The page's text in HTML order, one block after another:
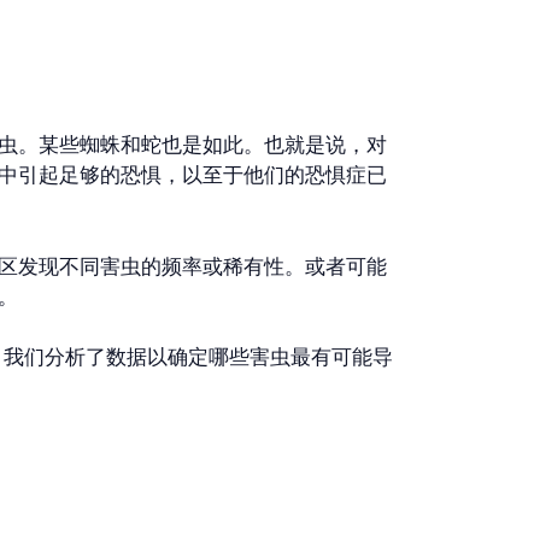
。某些蜘蛛和蛇也是如此。也就是说，对
引起足够的恐惧，以至于他们的恐惧症已
发现不同害虫的频率或稀有性。或者可能
们分析了数据以确定哪些害虫最有可能导